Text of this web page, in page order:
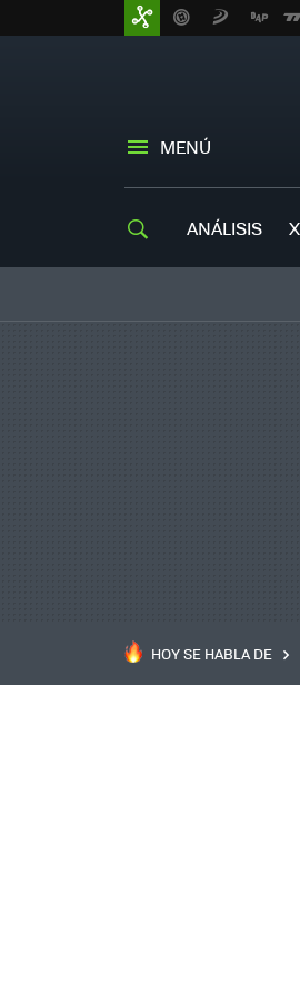
MENÚ
ANÁLISIS
HOY SE HABLA DE